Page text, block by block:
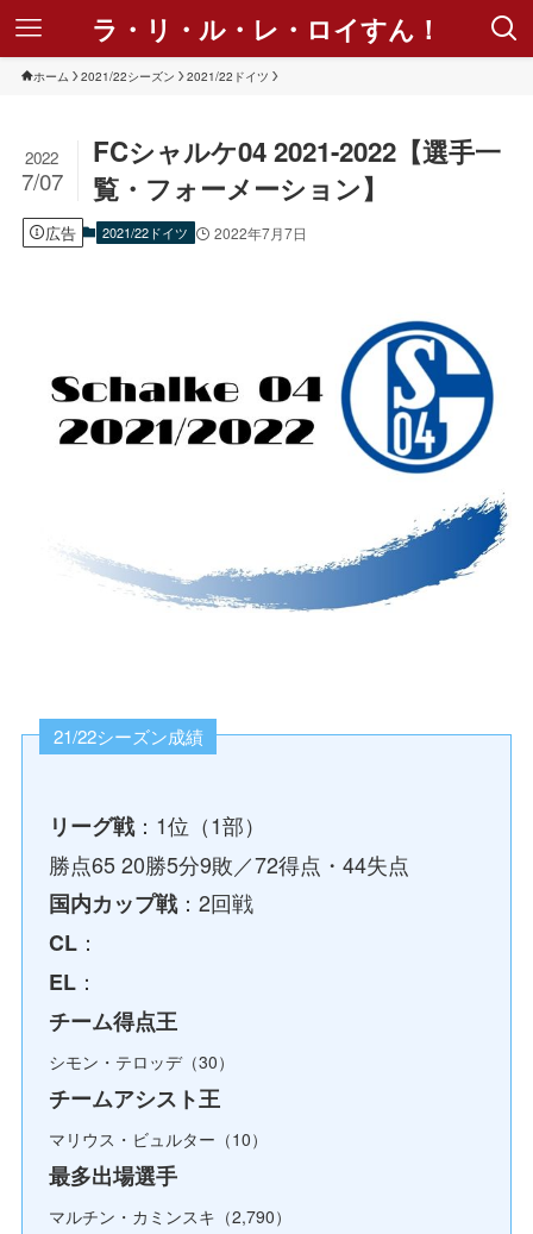
ラ・リ・ル・レ・ロイすん！
ホーム 2021/22シーズン 2021/22ドイツ
FCシャルケ04 2021-2022【選手一
覧・フォーメーション】
2022
7/07
広告 2021/22ドイツ 2022年7月7日
21/22シーズン成績
リーグ戦：1位（1部）
勝点65 20勝5分9敗／72得点・44失点
国内カップ戦：2回戦
CL ：
EL ：
チーム得点王
シモン・テロッデ（30）
チームアシスト王
マリウス・ビュルター（10）
最多出場選手
マルチン・カミンスキ（2,790）